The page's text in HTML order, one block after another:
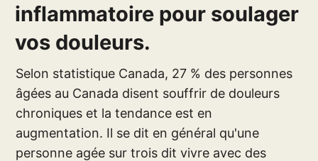
inflammatoire pour soulager
vos douleurs.
Selon statistique Canada, 27 % des personnes
âgées au Canada disent souffrir de douleurs
chroniques et la tendance est en
augmentation. Il se dit en général qu'une
personne agée sur trois dit vivre avec des